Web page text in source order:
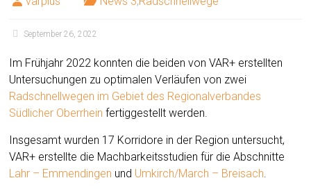
September 26, 2022
Im Frühjahr 2022 konnten die beiden von VAR+ erstellten
Untersuchungen zu optimalen Verläufen von zwei
Radschnellwegen im Gebiet des Regionalverbandes
Südlicher Oberrhein fertiggestellt werden.
Insgesamt wurden 17 Korridore in der Region untersucht,
VAR+ erstellte die Machbarkeitsstudien für die Abschnitte
Lahr – Emmendingen und Umkirch/March – Breisach.